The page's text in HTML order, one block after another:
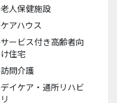
老人保健施設
ケアハウス
サービス付き高齢者向
け住宅
訪問介護
デイケア・通所リハビ
リ